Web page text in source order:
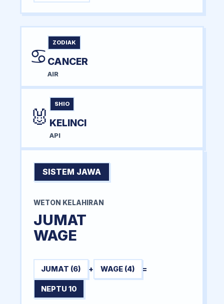
♋
ZODIAK
CANCER
AIR
🐰
SHIO
KELINCI
API
SISTEM JAWA
WETON KELAHIRAN
JUMAT
WAGE
JUMAT (6) + WAGE (4) =
NEPTU 10